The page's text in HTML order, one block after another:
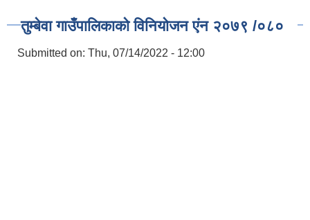
तुम्बेवा गाउँपालिकाकाे विनियाेजन एंन २०७९ /०८०
Submitted on: Thu, 07/14/2022 - 12:00